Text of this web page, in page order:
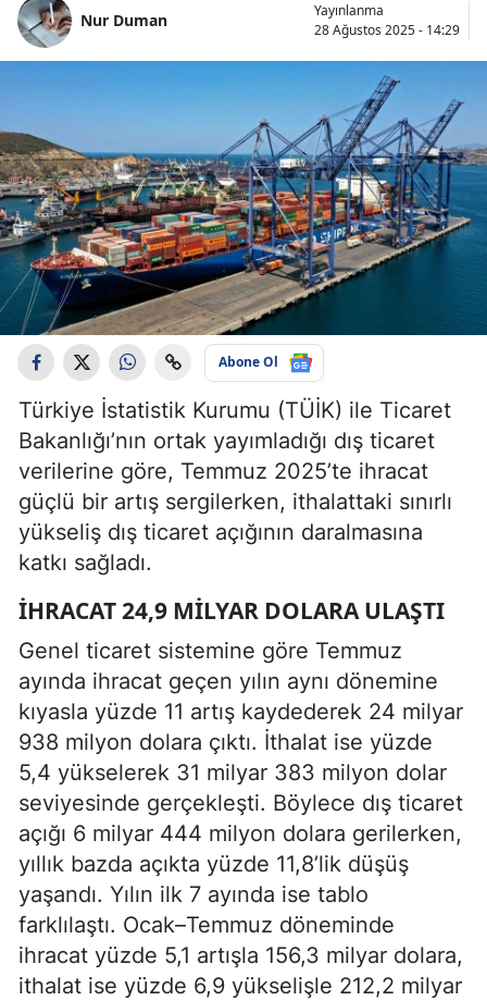
Nur Duman
Yayınlanma
28 Ağustos 2025 - 14:29
Abone Ol
Türkiye İstatistik Kurumu (TÜİK) ile Ticaret
Bakanlığı’nın ortak yayımladığı dış ticaret
verilerine göre, Temmuz 2025’te ihracat
güçlü bir artış sergilerken, ithalattaki sınırlı
yükseliş dış ticaret açığının daralmasına
katkı sağladı.
İHRACAT 24,9 MILYAR DOLARA ULAŞTI
Genel ticaret sistemine göre Temmuz
ayında ihracat geçen yılın aynı dönemine
kıyasla yüzde 11 artış kaydederek 24 milyar
938 milyon dolara çıktı. İthalat ise yüzde
5,4 yükselerek 31 milyar 383 milyon dolar
seviyesinde gerçekleşti. Böylece dış ticaret
açığı 6 milyar 444 milyon dolara gerilerken,
yıllık bazda açıkta yüzde 11,8’lik düşüş
yaşandı. Yılın ilk 7 ayında ise tablo
farklılaştı. Ocak–Temmuz döneminde
ihracat yüzde 5,1 artışla 156,3 milyar dolara,
ithalat ise yüzde 6,9 yükselişle 212,2 milyar